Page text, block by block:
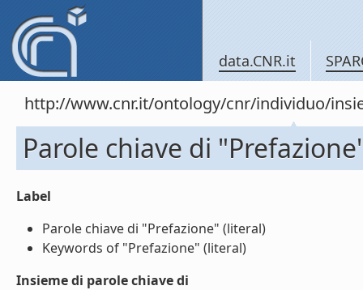
data.CNR.it
http://www.cnr.it/ontology/cnr/individuo/
Parole chiave di
Label
Parole chiave di "Prefazione" (literal)
Keywords of "Prefazione" (literal)
Insieme di parole chiave di